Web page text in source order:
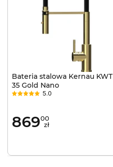
Bateria stalowa Kernau KWT
35 Gold Nano
5.0
86900
zł